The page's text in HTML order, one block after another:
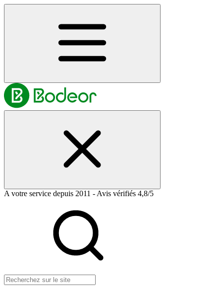
A votre service depuis 2011 - Avis vérifiés 4,8/5